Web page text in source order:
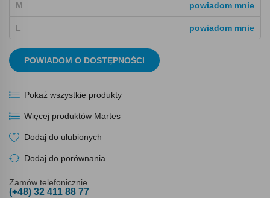
M powiadom mnie
L powiadom mnie
POWIADOM O DOSTĘPNOŚCI
Pokaż wszystkie produkty
Więcej produktów Martes
Dodaj do ulubionych
Dodaj do porównania
Zamów telefonicznie
(+48) 32 411 88 77